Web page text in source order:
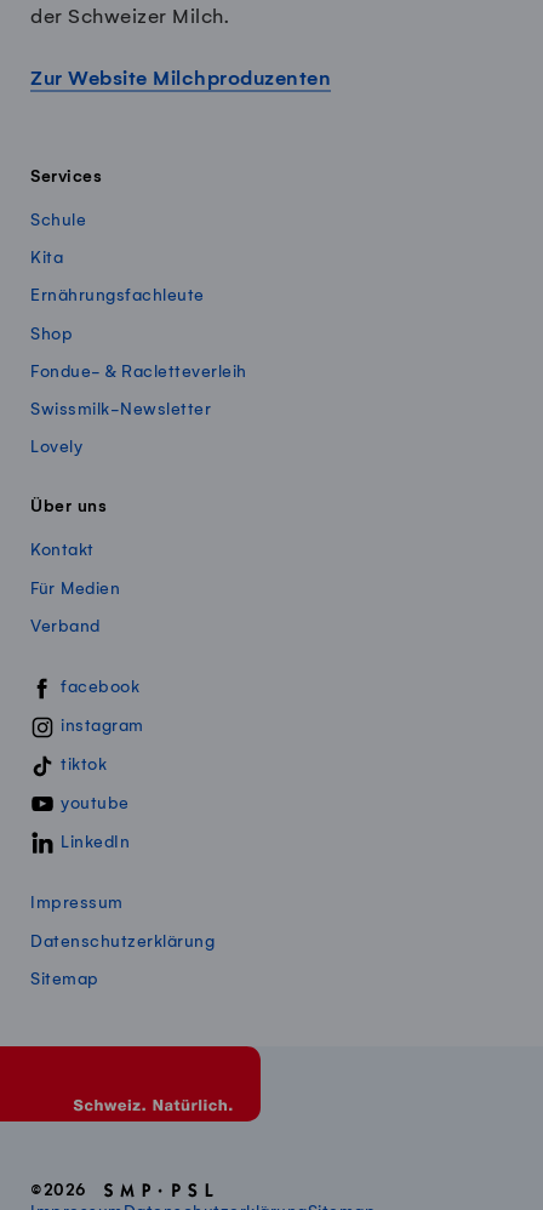
der Schweizer Milch.
Zur Website Milchproduzenten
Services
Schule
Kita
Ernährungsfachleute
Shop
Fondue- & Racletteverleih
Swissmilk-Newsletter
Lovely
Über uns
Kontakt
Für Medien
Verband
Swissmillk auf Social Media
facebook
instagram
tiktok
youtube
LinkedIn
Impressum
Datenschutzerklärung
Sitemap
©2026